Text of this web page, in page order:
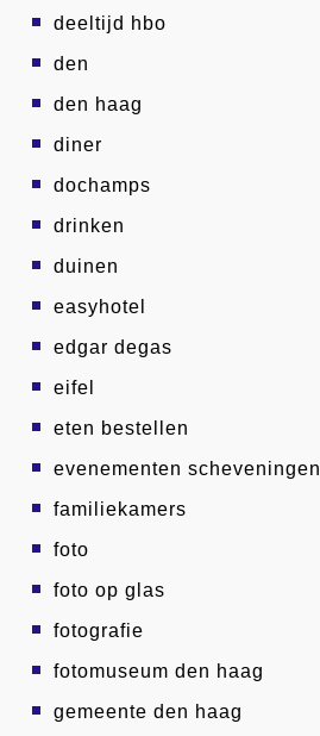
deeltijd hbo
den
den haag
diner
dochamps
drinken
duinen
easyhotel
edgar degas
eifel
eten bestellen
evenementen scheveningen
familiekamers
foto
foto op glas
fotografie
fotomuseum den haag
gemeente den haag